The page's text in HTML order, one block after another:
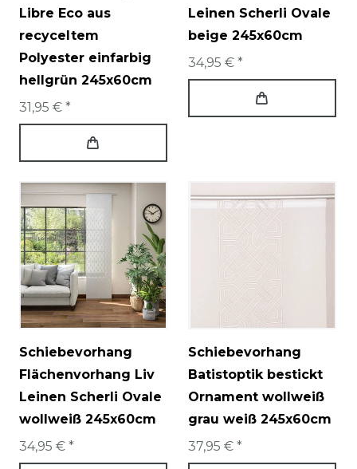
Libre Eco aus
recyceltem
Polyester einfarbig
hellgrün 245x60cm
31,95 € *
Leinen Scherli Ovale
beige 245x60cm
34,95 € *
Schiebevorhang
Flächenvorhang Liv
Leinen Scherli Ovale
wollweiß 245x60cm
34,95 € *
Schiebevorhang
Batistoptik bestickt
Ornament wollweiß
grau weiß 245x60cm
37,95 € *